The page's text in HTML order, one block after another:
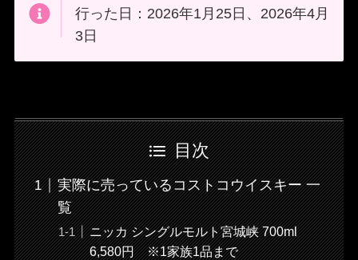
行った日：2026年1月25日、2026年4月
3日
目次
実際に売っているコストコウイスキー 一
覧
ニッカ シングルモルト宮城峡 700ml
6,580円 ※1家族1品まで